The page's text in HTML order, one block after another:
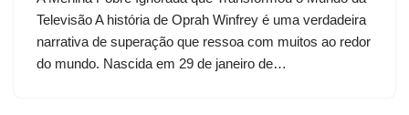
Televisão A história de Oprah Winfrey é uma verdadeira
narrativa de superação que ressoa com muitos ao redor
do mundo. Nascida em 29 de janeiro de…